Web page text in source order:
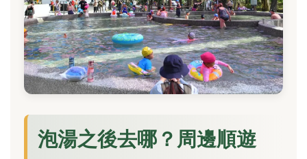
泡湯之後去哪？周邊順遊